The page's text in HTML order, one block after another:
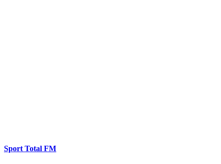
Sport Total FM